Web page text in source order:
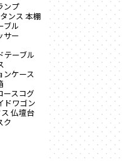
ンプ
タンス 本棚
ブル
サー
テーブル
ンケース
ースコグ
ドワゴン
仏壇台
ク